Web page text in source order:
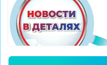
«Памятные
места
моего
региона»